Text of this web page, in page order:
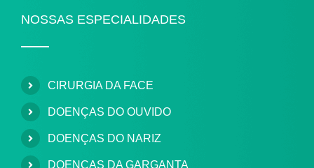
NOSSAS ESPECIALIDADES
CIRURGIA DA FACE
DOENÇAS DO OUVIDO
DOENÇAS DO NARIZ
DOENÇAS DA GARGANTA